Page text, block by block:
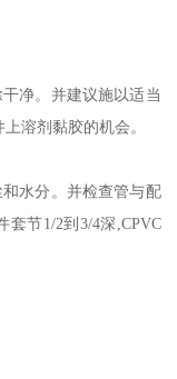
净。并建议施以适当
溶剂黏胶的机会。
水分。并检查管与配
节1/2到3/4深,CPVC